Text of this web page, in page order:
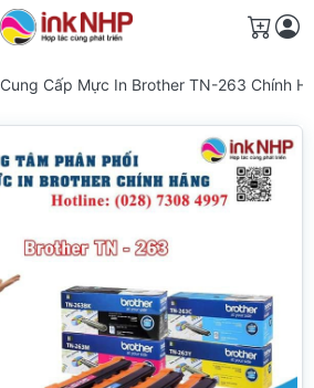
Giỏ
Cung Cấp Mực In Brother TN-263 Chính